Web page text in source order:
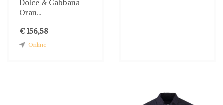
Dolce & Gabbana
Oran...
€ 156,58
Online